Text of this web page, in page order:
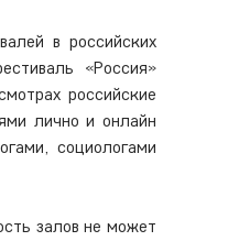
в российских
«Россия»
российские
лично и онлайн
социологами
залов не может